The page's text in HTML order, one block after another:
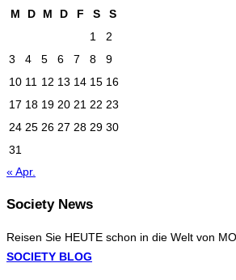
M
D M D F S
S
1
2
3
4 5 6 7 8
9
10 11 12 13 14 15 16
17 18 19 20 21 22 23
24 25 26 27 28 29 30
31
« Apr.
Society News
Reisen Sie HEUTE schon in die Welt von
Zum
SOCIETY BLOG